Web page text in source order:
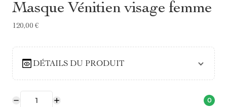
Masque Vénitien visage femme
120,00 €
DÉTAILS DU PRODUIT
0